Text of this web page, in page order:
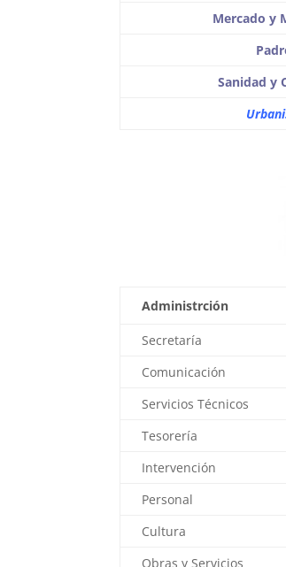
Mercado y
Sanidad y
Administrción
Secretaría
Comunicación
Servicios Técnicos
Tesorería
Intervención
Personal
Cultura
Obras y Servicios